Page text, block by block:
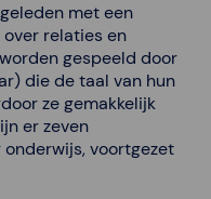
met een
relaties en
gespeeld door
die de taal van hun
ze gemakkelijk
er zeven
voortgezet